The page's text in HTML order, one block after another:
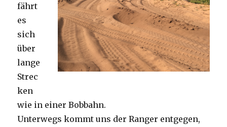
fährt
es
sich
über
lange
Strec
ken
wie in einer Bobbahn.
Unterwegs kommt uns der Ranger entgegen,